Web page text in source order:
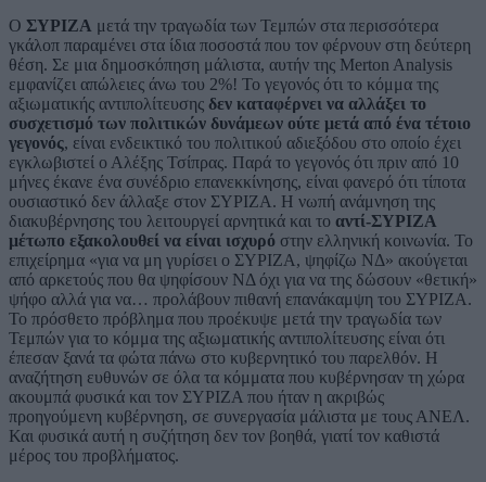
Ο ΣΥΡΙΖΑ μετά την τραγωδία των Τεμπών στα περισσότερα
γκάλοπ παραμένει στα ίδια ποσοστά που τον φέρνουν στη δεύτερη
θέση. Σε μια δημοσκόπηση μάλιστα, αυτήν της Merton Analysis
εμφανίζει απώλειες άνω του 2%! Το γεγονός ότι το κόμμα της
αξιωματικής αντιπολίτευσης δεν καταφέρνει να αλλάξει το
συσχετισμό των πολιτικών δυνάμεων ούτε μετά από ένα τέτοιο
γεγονός, είναι ενδεικτικό του πολιτικού αδιεξόδου στο οποίο έχει
εγκλωβιστεί ο Αλέξης Τσίπρας. Παρά το γεγονός ότι πριν από 10
μήνες έκανε ένα συνέδριο επανεκκίνησης, είναι φανερό ότι τίποτα
ουσιαστικό δεν άλλαξε στον ΣΥΡΙΖΑ. Η νωπή ανάμνηση της
διακυβέρνησης του λειτουργεί αρνητικά και το αντί-ΣΥΡΙΖΑ
μέτωπο εξακολουθεί να είναι ισχυρό στην ελληνική κοινωνία. Το
επιχείρημα «για να μη γυρίσει ο ΣΥΡΙΖΑ, ψηφίζω ΝΔ» ακούγεται
από αρκετούς που θα ψηφίσουν ΝΔ όχι για να της δώσουν «θετική»
ψήφο αλλά για να… προλάβουν πιθανή επανάκαμψη του ΣΥΡΙΖΑ.
Το πρόσθετο πρόβλημα που προέκυψε μετά την τραγωδία των
Τεμπών για το κόμμα της αξιωματικής αντιπολίτευσης είναι ότι
έπεσαν ξανά τα φώτα πάνω στο κυβερνητικό του παρελθόν. Η
αναζήτηση ευθυνών σε όλα τα κόμματα που κυβέρνησαν τη χώρα
ακουμπά φυσικά και τον ΣΥΡΙΖΑ που ήταν η ακριβώς
προηγούμενη κυβέρνηση, σε συνεργασία μάλιστα με τους ΑΝΕΛ.
Και φυσικά αυτή η συζήτηση δεν τον βοηθά, γιατί τον καθιστά
μέρος του προβλήματος.